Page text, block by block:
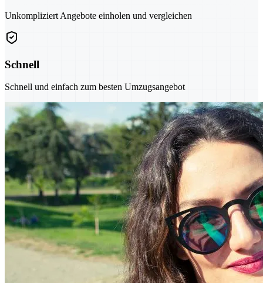
Unkompliziert Angebote einholen und vergleichen
Schnell
Schnell und einfach zum besten Umzugsangebot